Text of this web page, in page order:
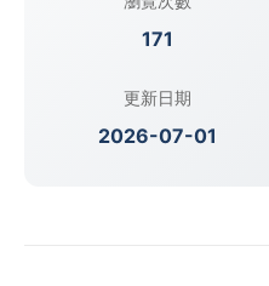
171
更新日期
2026-07-01